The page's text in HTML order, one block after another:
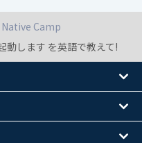
Native Camp
動します を英語で教えて!